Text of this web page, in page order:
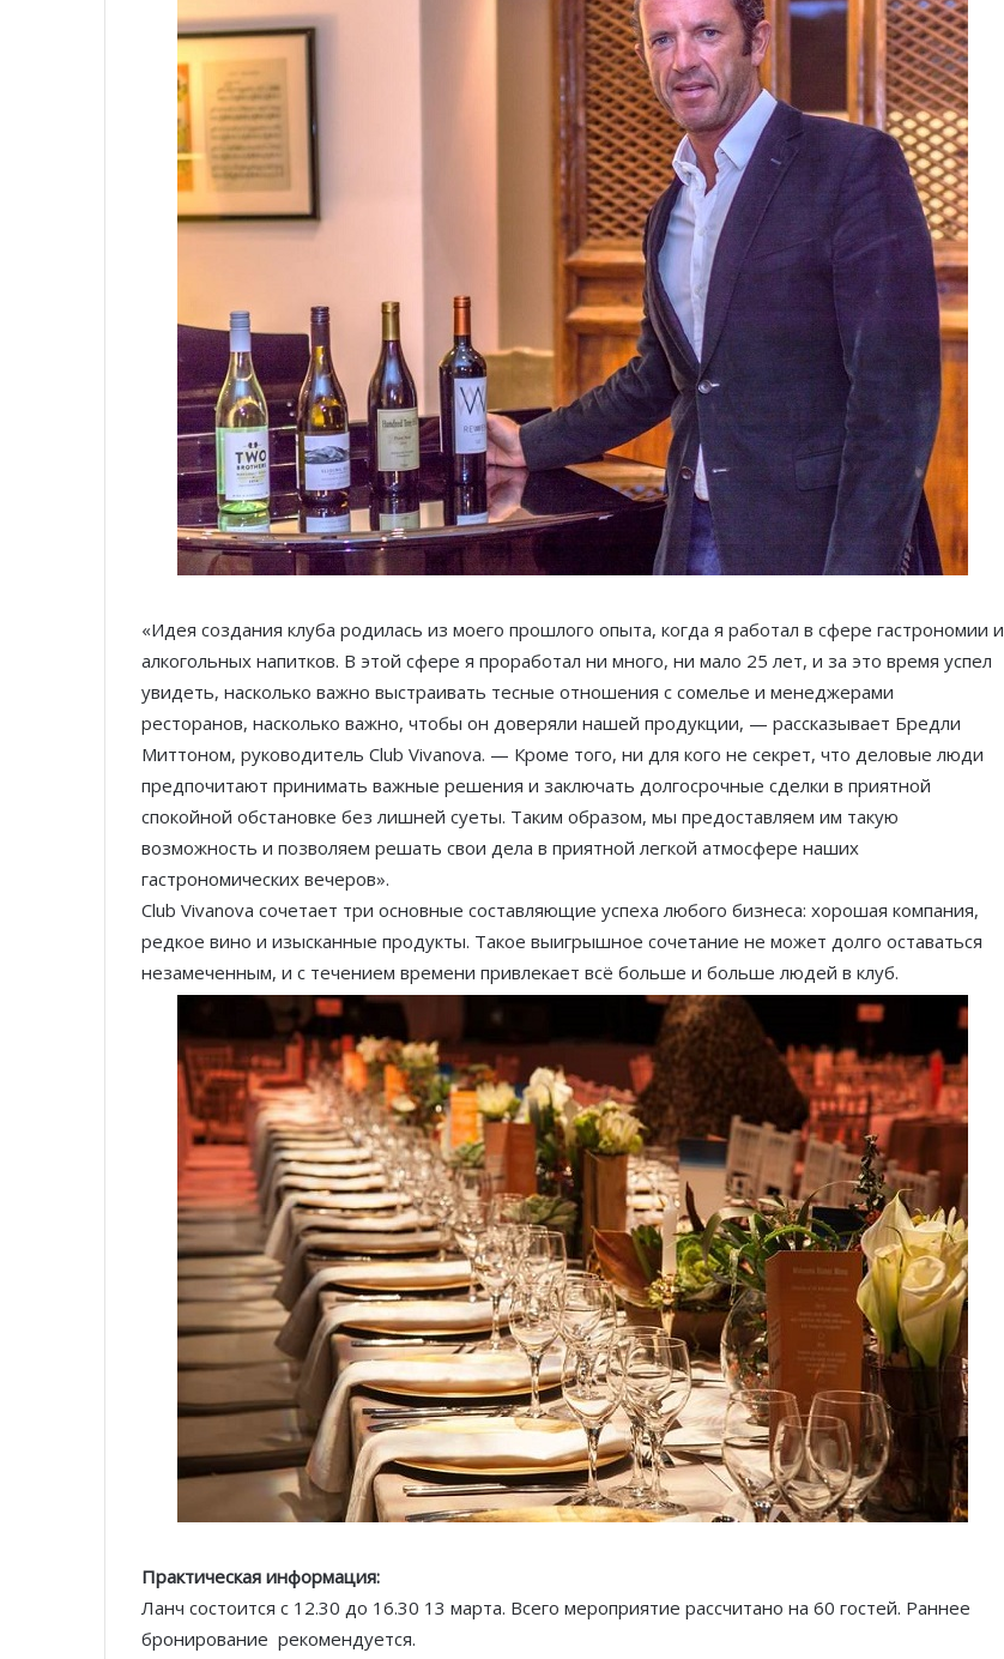
«Идея создания клуба родилась из моего прошлого опыта, когда я работал в сфере гастрономии и
алкогольных напитков. В этой сфере я проработал ни много, ни мало 25 лет, и за это время успел
увидеть, насколько важно выстраивать тесные отношения с сомелье и менеджерами
ресторанов, насколько важно, чтобы он доверяли нашей продукции, — рассказывает Бредли
Миттоном, руководитель Club Vivanova. — Кроме того, ни для кого не секрет, что деловые люди
предпочитают принимать важные решения и заключать долгосрочные сделки в приятной
спокойной обстановке без лишней суеты. Таким образом, мы предоставляем им такую
возможность и позволяем решать свои дела в приятной легкой атмосфере наших
гастрономических вечеров».
Club Vivanova сочетает три основные составляющие успеха любого бизнеса: хорошая компания,
редкое вино и изысканные продукты. Такое выигрышное сочетание не может долго оставаться
незамеченным, и с течением времени привлекает всё больше и больше людей в клуб.
Практическая информация:
Ланч состоится с 12.30 до 16.30 13 марта. Всего мероприятие рассчитано на 60 гостей. Раннее
бронирование рекомендуется.
Князь Альбер II и Принцесса
Шарлен посетили 77-й Бал
Красного Креста Монако
Шарль Леклер вновь в борьбе:
Ferrari набирает скорость перед
паузой
SBM и Be Safe Monaco продлили
партнёрство ради безопасных
летних ночей
В Монако раскрыли мошенничество
с драгоценностями на сумму свыше
От Нью-Йорка до Монако: BIG ART